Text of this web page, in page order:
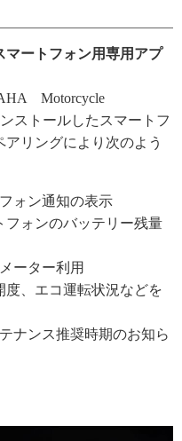
マートフォン用専用アプ
Motorcycle
ストールしたスマートフ
リングにより次のよう
ォン通知の表示
フォンのバッテリー残量
ーター利用
度、エコ運転状況などを
ナンス推奨時期のお知ら